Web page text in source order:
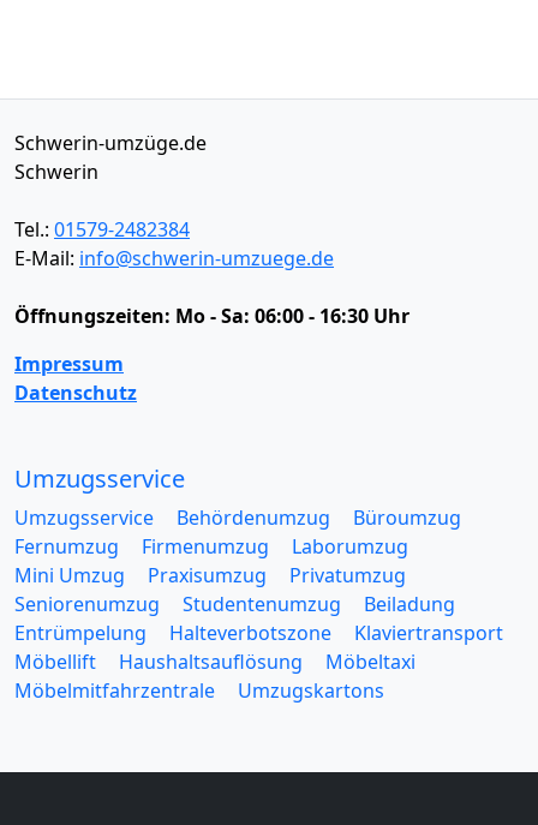
Schwerin-umzüge.de
Schwerin
Tel.: 01579-2482384
E-Mail: info@schwerin-umzuege.de
Öffnungszeiten: Mo - Sa: 06:00 - 16:30 Uhr
Impressum
Datenschutz
Umzugsservice
Umzugsservice Behördenumzug
Büroumzug
Fernumzug
Firmenumzug
Laborumzug
Mini Umzug
Praxisumzug
Privatumzug
Seniorenumzug
Studentenumzug
Beiladung
Entrümpelung
Halteverbotszone
Klaviertransport
Möbellift
Haushaltsauflösung
Möbeltaxi
Möbelmitfahrzentrale
Umzugskartons